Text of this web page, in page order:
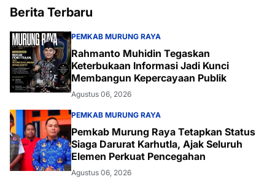
Berita Terbaru
PEMKAB MURUNG RAYA
Rahmanto Muhidin Tegaskan
Keterbukaan Informasi Jadi Kunci
Membangun Kepercayaan Publik
Agustus 06, 2026
PEMKAB MURUNG RAYA
Pemkab Murung Raya Tetapkan Status
Siaga Darurat Karhutla, Ajak Seluruh
Elemen Perkuat Pencegahan
Agustus 06, 2026